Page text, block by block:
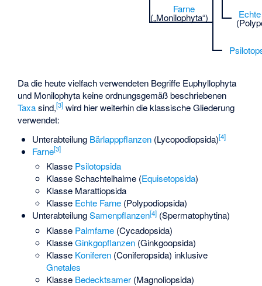
Farne
(„Monilophyta“)
Da die heute vielfach verwendeten Begriffe Euphyllophyta
und Monilophyta keine ordnungsgemäß beschriebenen
Taxasind,[3] wird hier weiterhin die klassische Gliederung
verwendet:
Unterabteilung Bärlapppflanzen(Lycopodiopsida)[4]
Farne[3]
Klasse Psilotopsida
Klasse Schachtelhalme (Equisetopsida)
Klasse Marattiopsida
Klasse Echte Farne (Polypodiopsida)
UnterabteilungSamenpflanzen[4](Spermatophytina)
Klasse Palmfarne (Cycadopsida)
KlasseGinkgopflanzen (Ginkgoopsida)
Klasse Koniferen (Coniferopsida) inklusive
Gnetales
Klasse Bedecktsamer (Magnoliopsida)